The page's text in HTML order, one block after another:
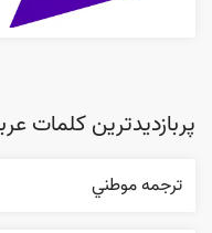
پربازدیدترین کلمات
ترجمه موطني